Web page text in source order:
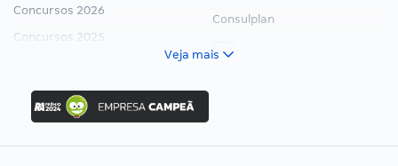
Concursos 2026
Concursos 2025
Concurso Ibama
Concurso MPU
Editais publicados
Consulplan
Veja mais